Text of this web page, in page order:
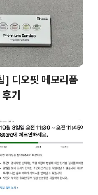
] 디오핏 메모리폼
기